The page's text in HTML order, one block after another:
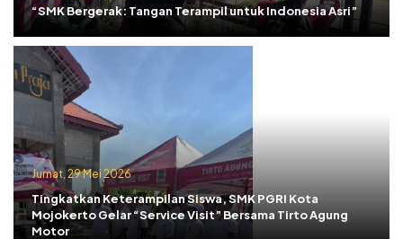
“SMK Bergerak: Tangan Terampil untuk Indonesia Asri”
Jumat, 29 Mei 2026
Tingkatkan Keterampilan Siswa, SMK PGRI Kota
Mojokerto Gelar “Service Visit” Bersama Tirto Agung
Motor